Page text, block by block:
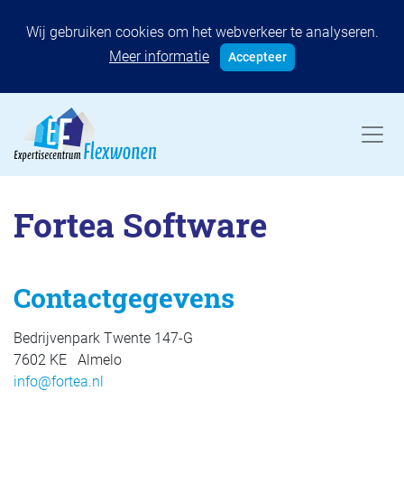
Wij gebruiken cookies om het webverkeer te analyseren.
Meer informatie
Accepteer
Fortea Software
Contactgegevens
Bedrijvenpark Twente 147-G
7602 KE Almelo
info@fortea.nl